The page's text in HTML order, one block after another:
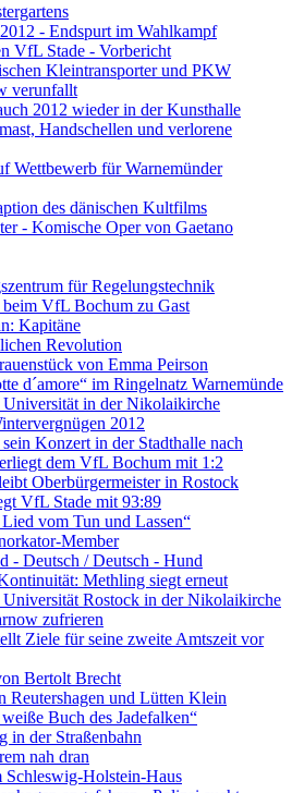
- Endspurt im Wahlkampf
VfL Stade - Vorbericht
Kleintransporter und PKW
verunfallt
2012 wieder in der Kunsthalle
Handschellen und verlorene
Wettbewerb für Warnemünder
des dänischen Kultfilms
- Komische Oper von Gaetano
für Regelungstechnik
VfL Bochum zu Gast
Kapitäne
Revolution
von Emma Peirson
d´amore“ im Ringelnatz Warnemünde
in der Nikolaikirche
2012
Konzert in der Stadthalle nach
dem VfL Bochum mit 1:2
Oberbürgermeister in Rostock
VfL Stade mit 93:89
vom Tun und Lassen“
Member
- Deutsch / Deutsch - Hund
Methling siegt erneut
Rostock in der Nikolaikirche
zufrieren
Ziele für seine zweite Amtszeit vor
Bertolt Brecht
Reutershagen und Lütten Klein
Buch des Jadefalken“
in der Straßenbahn
nah dran
Holstein-Haus